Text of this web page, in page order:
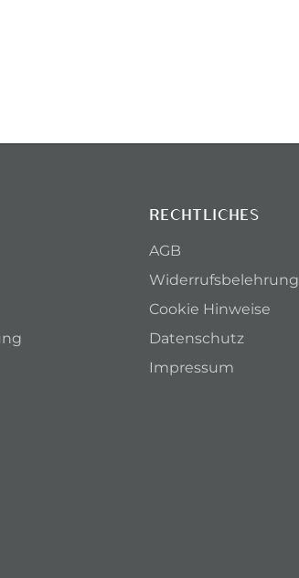
RECHTLICHES
AGB
Widerrufsbelehrung
Cookie Hinweise
Datenschutz
Impressum